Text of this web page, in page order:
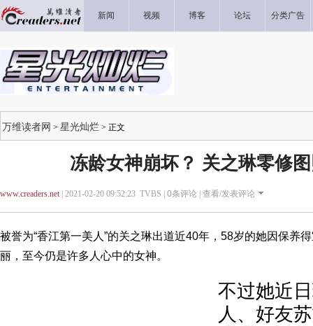
新闻 视频 博客 论坛 分类广告
万维读者网 > 星光灿烂 > 正文
冻龄女神崩坏？ 关之琳零修
www.creaders.net| 2021-02-20 09:52:23 TVBS | 0条评论 | 查看/发表评论
被誉为“香江第一美人”的关之琳出道近40年，58岁的她因保养
丽，至今仍是许多人心中的女神。
不过她近
人、好友